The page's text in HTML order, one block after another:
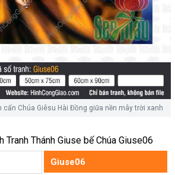
cẩn Chúa Giêsu Hài Đồng giữa nền mây trời xanh
Tranh Thánh Giuse bế Chúa Giuse06
Giuse06